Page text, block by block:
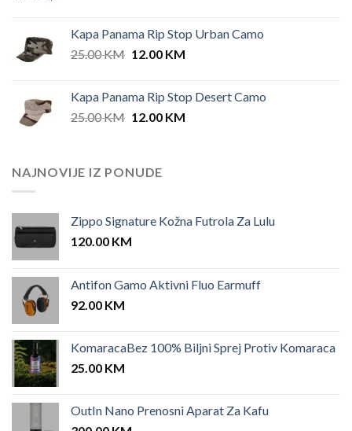
Kapa Panama Rip Stop Urban Camo
25.00KM Original
25.00 KM.
12.00 KMCurrent
12.00 KM.
Kapa Panama Rip Stop Desert Camo
25.00KM Original
25.00 KM.
12.00 KMCurrent
NAJNOVIJE IZ PONUDE
Zippo Signature Kožna Futrola Za Lulu
120.00 KM
Antifon Gamo Aktivni Fluo Earmuff
92.00 KM
KomaracaBez 100% Biljni Sprej Protiv Komaraca
25.00 KM
OutIn Nano Prenosni Aparat Za Kafu